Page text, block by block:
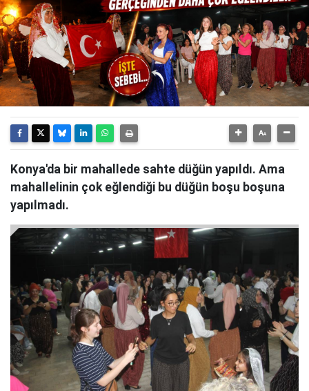
Konya'da bir mahallede sahte düğün yapıldı. Ama
mahallelinin çok eğlendiği bu düğün boşu boşuna
yapılmadı.